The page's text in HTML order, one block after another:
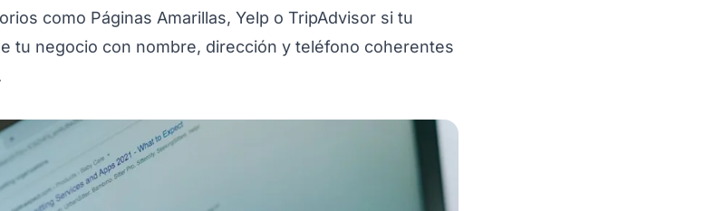
como Páginas Amarillas, Yelp o TripAdvisor si tu
tu negocio con nombre, dirección y teléfono coherentes